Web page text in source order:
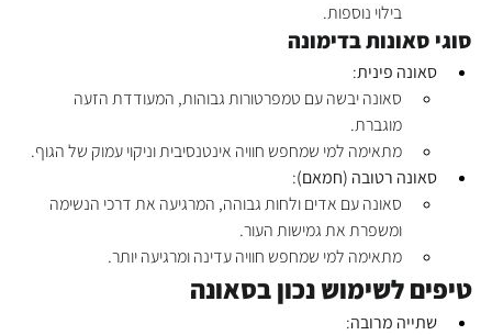
בילוי נוספות.
סוגי סאונות בדימונה
סאונה פינית:
סאונה יבשה עם טמפרטורות גבוהות, המעודדת הזעה
מוגברת.
מתאימה למי שמחפש חוויה אינטנסיבית וניקוי עמוק של הגוף.
סאונה רטובה (חמאם):
סאונה עם אדים ולחות גבוהה, המרגיעה את דרכי הנשימה
ומשפרת את גמישות העור.
מתאימה למי שמחפש חוויה עדינה ומרגיעה יותר.
טיפים לשימוש נכון בסאונה
שתייה מרובה: